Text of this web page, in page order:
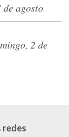
agosto
2 de
redes